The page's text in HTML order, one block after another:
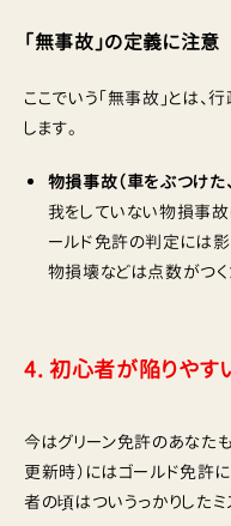
「無事故」の定義に注意
ここでいう「無事故」とは、
します。
物損事故（車をぶつけた
我をしていない物損事
ールド免許の判定には
物損壊などは点数がつく
4. 初心者が陥りやす
今はグリーン免許のあなた
更新時）にはゴールド免許
者の頃はついうっかりした